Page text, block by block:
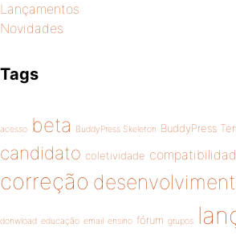
Lançamentos
Novidades
Tags
acesso beta BuddyPress Skeleton BuddyPress
candidato coletividade
correção
donwload educação email ensino fórum grupos